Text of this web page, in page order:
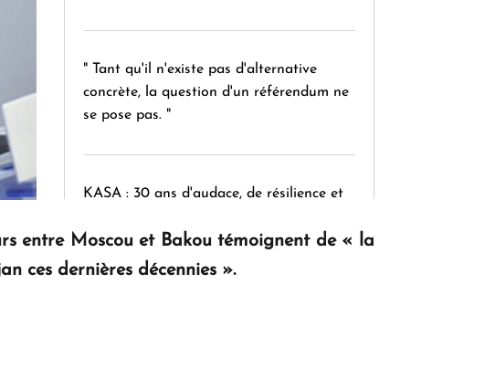
" Tant qu'il n'existe pas d'alternative
concrète, la question d'un référendum ne
se pose pas. "
KASA : 30 ans d'audace, de résilience et
entre Moscou et Bakou témoignent de « la
ces dernières décennies ».